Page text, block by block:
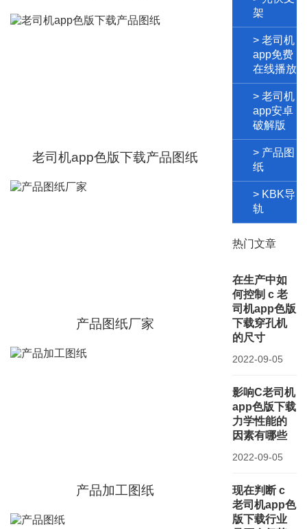
色版下载
老司机app色版下载产品图纸
产品图纸厂家
产品加工图纸
架
> 老司机
app免费
在线播放
> 老司机
app安卓
破解版
> 产品图
纸
> KBK导
轨
热门文章
在生产中如
何控制 c 老
司机app色版
下载穿孔机
的尺寸
2022-09-05
影响C老司机
app色版下载
力学性能的
因素有哪些
2022-09-05
现在判断 c
老司机app色
版下载行业